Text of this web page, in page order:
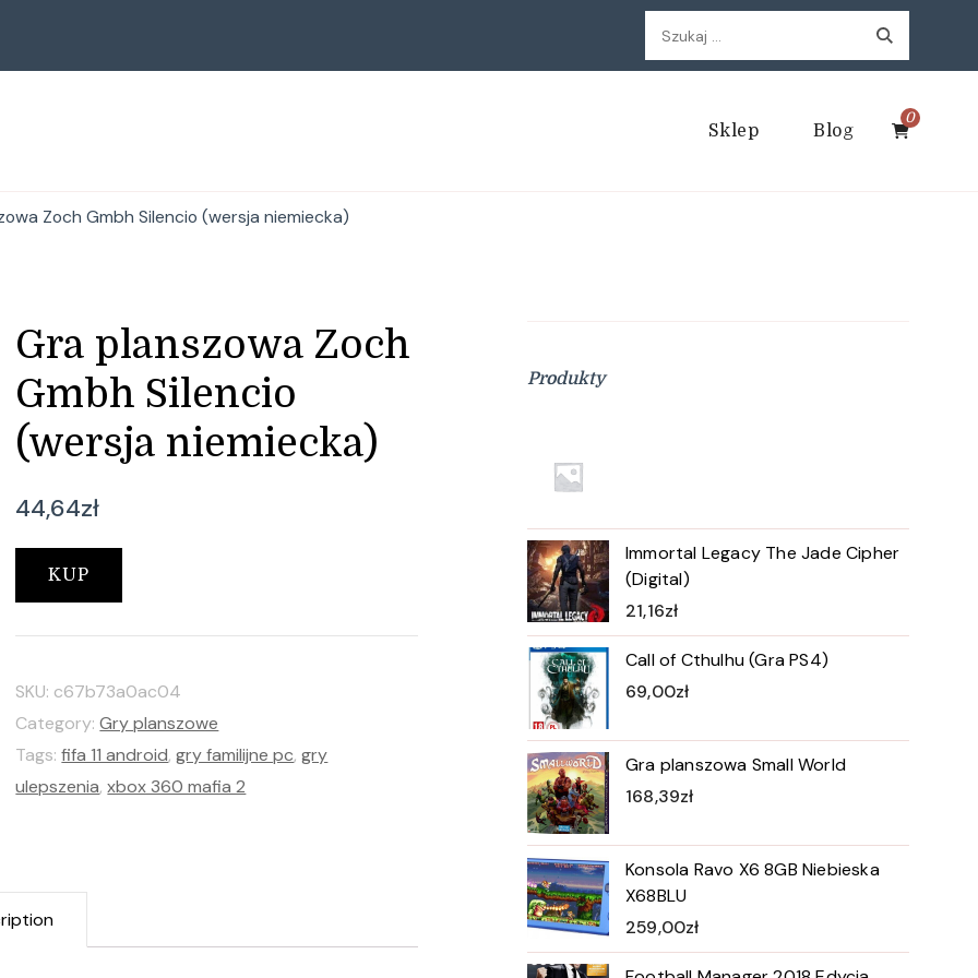
Szukaj:
Sklep Blog
0
Zoch Gmbh Silencio (wersja niemiecka)
Gra planszowa Zoch
Gmbh Silencio
(wersja niemiecka)
44,64zł
KUP
SKU: c67b73a0ac04
Category:Gry planszowe
Tags:fifa 11 android,gry familijne pc,gry
ulepszenia,xbox 360 mafia 2
Produkty
Immortal Legacy The Jade Cipher
(Digital)
21,16zł
Call of Cthulhu (Gra PS4)
69,00zł
Gra planszowa Small World
168,39zł
Konsola Ravo X6 8GB Niebieska
X68BLU
259,00zł